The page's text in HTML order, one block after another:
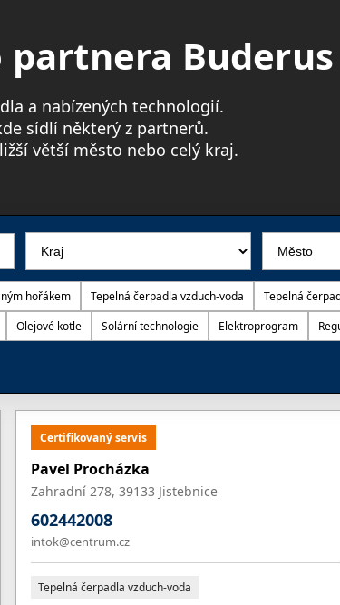
Buderus
a nabízených technologií.
sídlí některý z partnerů.
větší město nebo celý kraj.
hořákem Tepelná čerpadla vzduch-voda Tepelná
Olejové kotle Solární technologie Elektroprogram
Certifikovaný servis
Pavel Procházka
Zahradní 278, 39133 Jistebnice
602442008
intok@centrum.cz
Tepelná čerpadla vzduch-voda